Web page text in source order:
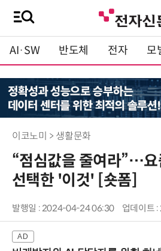
AI·SW 반도체 전자 모
이코노미 > 생활문화
“점심값을 줄여라”…요
선택한 '이것' [숏폼]
발행일 : 2024-04-24 06:30 업데이트